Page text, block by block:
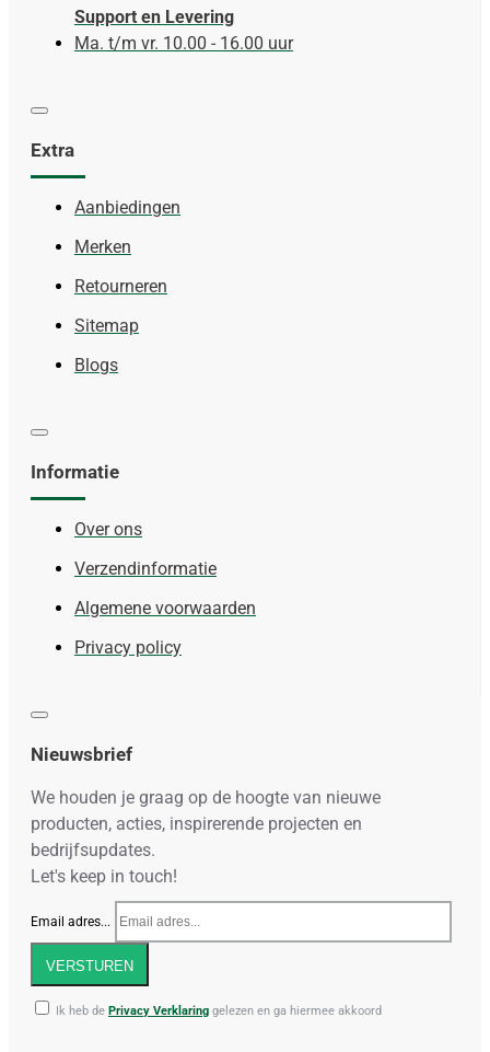
Support en Levering
Ma. t/m vr. 10.00 - 16.00 uur
Extra
Aanbiedingen
Merken
Retourneren
Sitemap
Blogs
Informatie
Over ons
Verzendinformatie
Algemene voorwaarden
Privacy policy
Nieuwsbrief
We houden je graag op de hoogte van nieuwe
producten, acties, inspirerende projecten en
bedrijfsupdates.
Let's keep in touch!
Email adres...
VERSTUREN
Ik heb de Privacy Verklaring gelezen en ga hiermee akkoord